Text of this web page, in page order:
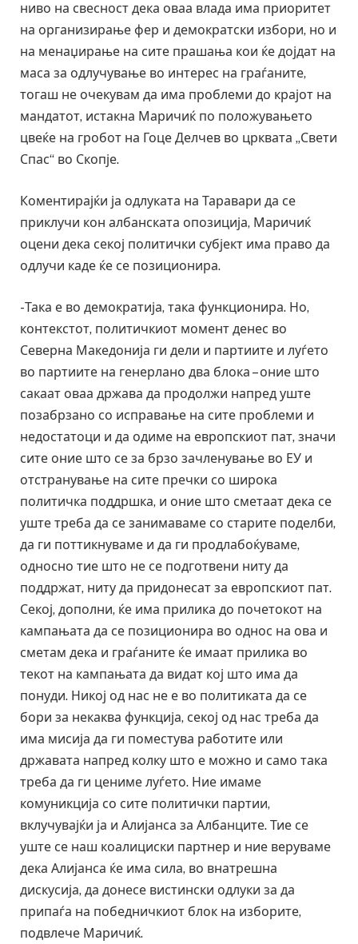
ниво на свесност дека оваа влада има приоритет
на организирање фер и демократски избори, но и
на менаџирање на сите прашања кои ќе дојдат на
маса за одлучување во интерес на граѓаните,
тогаш не очекувам да има проблеми до крајот на
мандатот, истакна Маричиќ по положувањето
цвеќе на гробот на Гоце Делчев во црквата „Свети
Спас“ во Скопје.
Коментирајќи ја одлуката на Таравари да се
приклучи кон албанската опозиција, Маричиќ
оцени дека секој политички субјект има право да
одлучи каде ќе се позиционира.
-Така е во демократија, така функционира. Но,
контекстот, политичкиот момент денес во
Северна Македонија ги дели и партиите и луѓето
во партиите на генерлано два блока – оние што
сакаат оваа држава да продолжи напред уште
позабрзано со исправање на сите проблеми и
недостатоци и да одиме на европскиот пат, значи
сите оние што се за брзо зачленување во ЕУ и
отстранување на сите пречки со широка
политичка поддршка, и оние што сметаат дека се
уште треба да се занимаваме со старите поделби,
да ги поттикнуваме и да ги продлабоќуваме,
односно тие што не се подготвени ниту да
поддржат, ниту да придонесат за европскиот пат.
Секој, дополни, ќе има прилика до почетокот на
кампањата да се позиционира во однос на ова и
сметам дека и граѓаните ќе имаат прилика во
текот на кампањата да видат кој што има да
понуди. Никој од нас не е во политиката да се
бори за некаква функција, секој од нас треба да
има мисија да ги поместува работите или
државата напред колку што е можно и само така
треба да ги цениме луѓето. Ние имаме
комуникција со сите политички партии,
вклучувајќи ја и Алијанса за Албанците. Тие се
уште се наш коалициски партнер и ние веруваме
дека Алијанса ќе има сила, во внатрешна
дискусија, да донесе вистински одлуки за да
припаѓа на победничкиот блок на изборите,
подвлече Маричиќ.